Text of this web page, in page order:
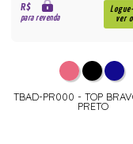
R$
para revenda
ver
TBAD-PR000 - TOP
PRETO